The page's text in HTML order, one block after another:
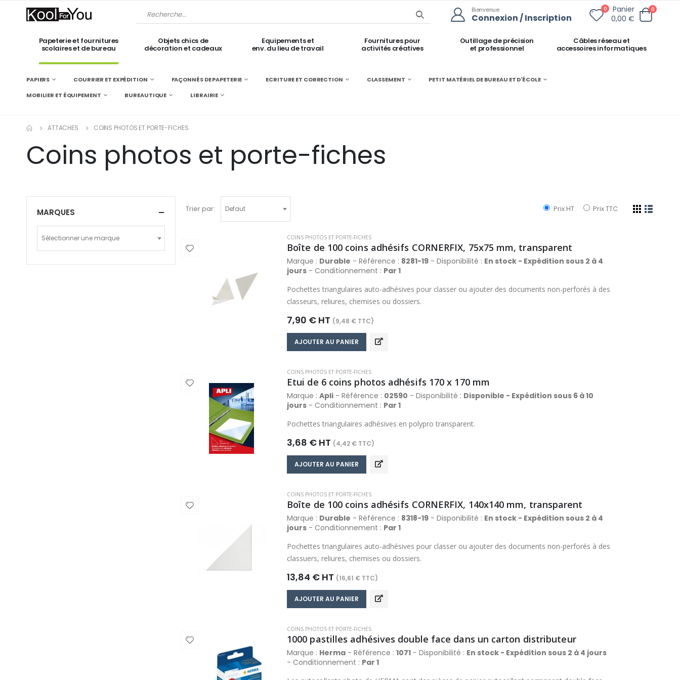
Bienvenue
Connexion / Inscription
0
Panier
0,00 €
0
Papeterie et fournitures
scolaires et de bureau
Objets chics de
décoration et cadeaux
Equipements et
env. du lieu de travail
Fournitures pour
activités créatives
Outillage de précision
et professionnel
Câbles réseau et
accessoires informatiques
PAPIERS COURRIER ET EXPÉDITION FAÇONNÉS DE PAPETERIE ECRITURE ET CORRECTION CLASSEMENT
PETIT MATÉRIEL DE BUREAU ET D'ÉCOLE
MOBILIER ET ÉQUIPEMENT
BUREAUTIQUE LIBRAIRIE
ATTACHES COINS PHOTOS ET PORTE-FICHES
Coins photos et porte-fiches
Trier par: Defaut Prix HT Prix TTC
COINS PHOTOS ET PORTE-FICHES
Boîte de 100 coins adhésifs CORNERFIX, 75x75 mm, transparent
Marque : Durable - Référence : 8281-19 - Disponibilité : En stock - Expédition sous 2 à 4
jours - Conditionnement : Par 1
Pochettes triangulaires auto-adhésives pour classer ou ajouter des documents non-perforés à des
classeurs, reliures, chemises ou dossiers.
7,90 € HT (9,48 € TTC)
AJOUTER AU PANIER
COINS PHOTOS ET PORTE-FICHES
Etui de 6 coins photos adhésifs 170 x 170 mm
Marque : Apli - Référence : 02590 - Disponibilité : Disponible - Expédition sous 6 à 10
jours - Conditionnement : Par 1
Pochettes triangulaires adhésives en polypro transparent.
3,68 € HT (4,42 € TTC)
AJOUTER AU PANIER
COINS PHOTOS ET PORTE-FICHES
Boîte de 100 coins adhésifs CORNERFIX, 140x140 mm, transparent
Marque : Durable - Référence : 8318-19 - Disponibilité : En stock - Expédition sous 2 à 4
jours - Conditionnement : Par 1
Pochettes triangulaires auto-adhésives pour classer ou ajouter des documents non-perforés à des
classuers, reliures, chemises ou dossiers.
13,84 € HT (16,61 € TTC)
AJOUTER AU PANIER
COINS PHOTOS ET PORTE-FICHES
1000 pastilles adhésives double face dans un carton distributeur
Marque : Herma - Référence : 1071 - Disponibilité : En stock - Expédition sous 2 à 4 jours
- Conditionnement : Par 1
MARQUES
Sélectionner une marque